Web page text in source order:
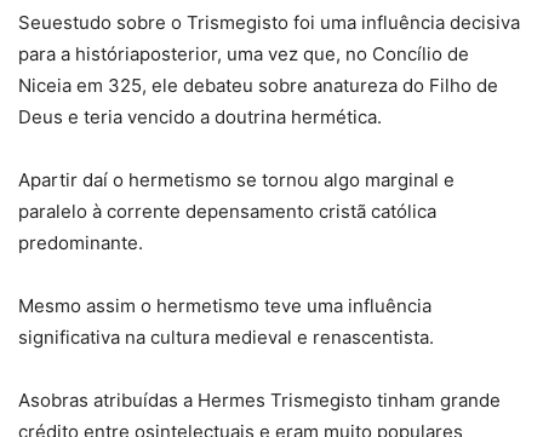
Seuestudo sobre o Trismegisto foi uma influência decisiva
para a históriaposterior, uma vez que, no Concílio de
Niceia em 325, ele debateu sobre anatureza do Filho de
Deus e teria vencido a doutrina hermética.
Apartir daí o hermetismo se tornou algo marginal e
paralelo à corrente depensamento cristã católica
predominante.
Mesmo assim o hermetismo teve uma influência
significativa na cultura medieval e renascentista.
Asobras atribuídas a Hermes Trismegisto tinham grande
crédito entre osintelectuais e eram muito populares